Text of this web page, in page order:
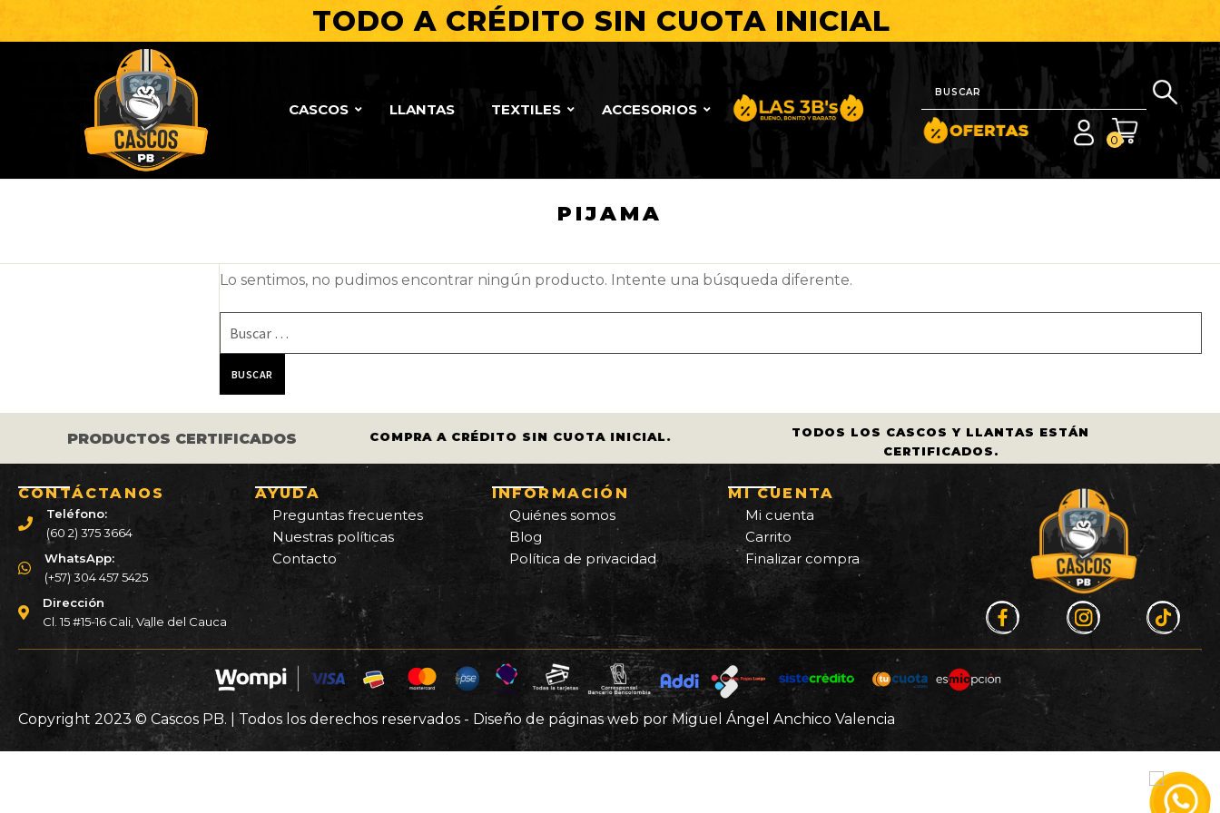
TODO A CRÉDITO SIN CUOTA INICIAL
CASCOS LLANTAS TEXTILES ACCESORIOS Bueno, Bonito y Barato
0
PIJAMA
Lo sentimos, no pudimos encontrar ningún producto. Intente una búsqueda diferente.
PRODUCTOS CERTIFICADOS
CASCOS Y LLANTAS ESTÁN
COMPRA A CRÉDITO SIN CUOTA INICIAL.
TODOS LOS CASCOS Y LLANTAS ESTÁN
CERTIFICADOS.
CONTÁCTANOS
Teléfono:
(60 2) 375 3664
WhatsApp:
(+57) 304 457 5425
Dirección
Cl. 15 #15-16 Cali, Valle del Cauca
AYUDA
Preguntas frecuentes
Nuestras políticas
Contacto
INFORMACIÓN
Quiénes somos
Blog
Política de privacidad
MI CUENTA
Mi cuenta
Carrito
Finalizar compra
Copyright 2023 © Cascos PB. | Todos los derechos reservados - Diseño de páginas web por Miguel Ángel Anchico Valencia